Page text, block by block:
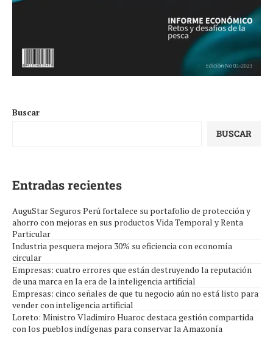
Buscar
BUSCAR
Entradas recientes
AuguStar Seguros Perú fortalece su portafolio de protección y
ahorro con mejoras en sus productos Vida Temporal y Renta
Particular
Industria pesquera mejora 30% su eficiencia con economía
circular
Empresas: cuatro errores que están destruyendo la reputación
de una marca en la era de la inteligencia artificial
Empresas: cinco señales de que tu negocio aún no está listo para
vender con inteligencia artificial
Loreto: Ministro Vladimiro Huaroc destaca gestión compartida
con los pueblos indígenas para conservar la Amazonía